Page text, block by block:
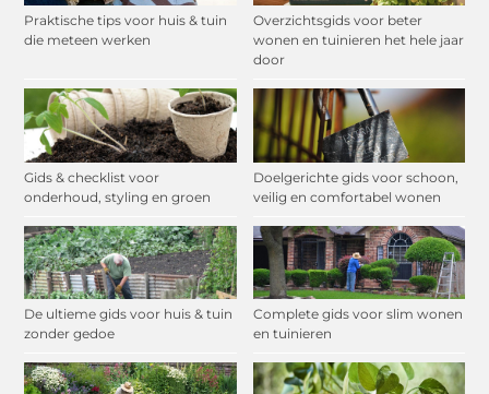
Praktische tips voor huis & tuin
die meteen werken
Overzichtsgids voor beter
wonen en tuinieren het hele jaar
door
Gids & checklist voor
onderhoud, styling en groen
Doelgerichte gids voor schoon,
veilig en comfortabel wonen
De ultieme gids voor huis & tuin
zonder gedoe
Complete gids voor slim wonen
en tuinieren